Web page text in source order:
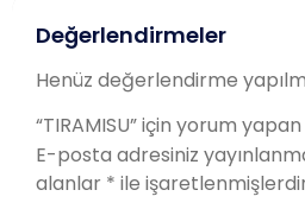
Değerlendirmeler
Henüz değerlendirme
“TIRAMISU” için yorum
E-posta adresiniz
alanlar * ile